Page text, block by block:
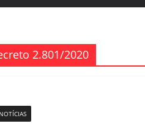
2.801/2020
NOTÍCIAS